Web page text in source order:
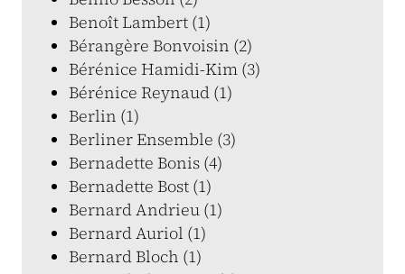
Benoît Lambert (1)
Bérangère Bonvoisin (2)
Bérénice Hamidi-Kim (3)
Bérénice Reynaud (1)
Berlin (1)
Berliner Ensemble (3)
Bernadette Bonis (4)
Bernadette Bost (1)
Bernard Andrieu (1)
Bernard Auriol (1)
Bernard Bloch (1)